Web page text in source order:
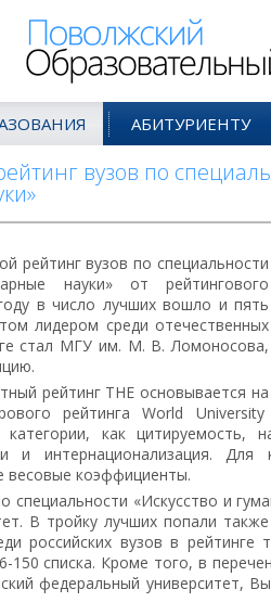
АБИТУРИЕНТУ
вузов по
рейтинг вузов по специальности
науки» от рейтингового
в число лучших вошло и пять
лидером среди отечественных
стал МГУ им. М. В. Ломоносова,
рейтинг THE основывается на
рейтинга World
как цитируемость,
и интернационализация. Для
весовые коэффициенты.
специальности «Искусство и
В тройку лучших попали
российских вузов в
150 списка. Кроме того, в
федеральный университет,